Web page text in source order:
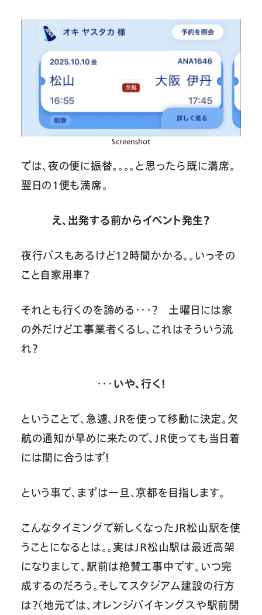
Screenshot
では、夜の便に振替。。。。と思ったら既に満席。
翌日の１便も満席。
え、出発する前からイベント発生？
夜行バスもあるけど12時間かかる。。いっその
こと自家用車？
それとも行くのを諦める・・・？ 土曜日には家
の外だけど工事業者くるし、これはそういう流
れ？
・・・ いや、行く！
ということで、急遽、JRを使って移動に決定。欠
航の通知が早めに来たので、JR使っても当日着
には間に合うはず！
という事で、まずは一旦、京都を目指します。
こんなタイミングで新しくなったJR松山駅を使
うことになるとは。。実はJR松山駅は最近高架
になりまして、駅前は絶賛工事中です。いつ完
成するのだろう。そしてスタジアム建設の行方
は？（地元では、オレンジバイキングスや駅前開